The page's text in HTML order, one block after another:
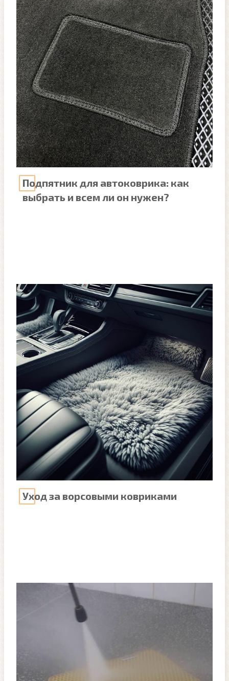
Подпятник для автоковрика: как
выбрать и всем ли он нужен?
Уход за ворсовыми ковриками